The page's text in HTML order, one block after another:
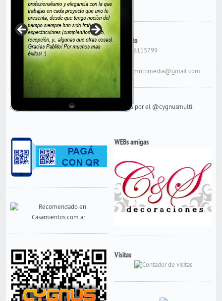
Contacto
Cel: 156115799
cygnusmultimedia@gmail.com
Tweets por el @cygnusmulti.
WEBs amigas
Visitas